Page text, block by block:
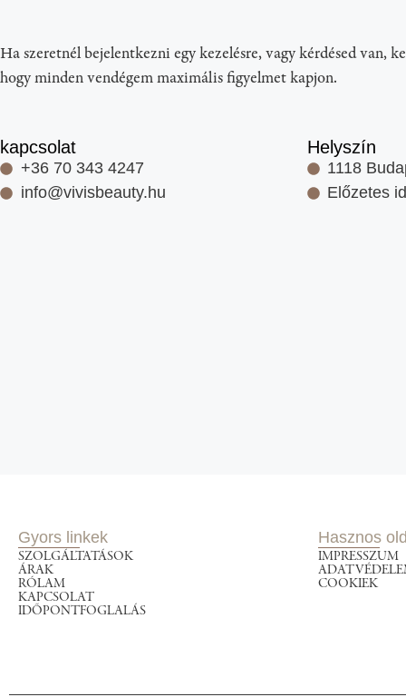
Ha szeretnél bejelentkezni egy kezelésre, vagy kérdésed van,
hogy minden vendégem maximális figyelmet kapjon.
kapcsolat
+36 70 343 4247
info@vivisbeauty.hu
Helyszín
1118
Előzetes
Gyors linkek
SZOLGÁLTATÁSOK
ÁRAK
RÓLAM
KAPCSOLAT
IDŐPONTFOGLALÁS
Hasznos
IMPRESSZUM
COOKIEK